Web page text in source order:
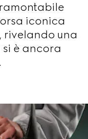
iconica
rivelando una
è ancora